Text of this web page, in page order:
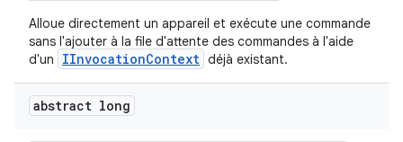
Alloue directement un appareil et exécute une commande
sans l'ajouter à la file d'attente des commandes à l'aide
d'un
IInvocationContext déjà existant.
abstract long